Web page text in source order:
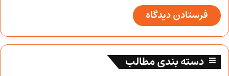
دسته بندی مطالب